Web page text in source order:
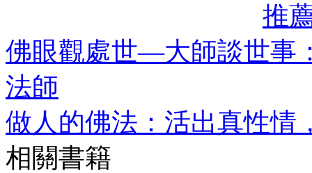
推
佛眼觀處世—大師談世事
法師
做人的佛法：活出真性
相關書籍